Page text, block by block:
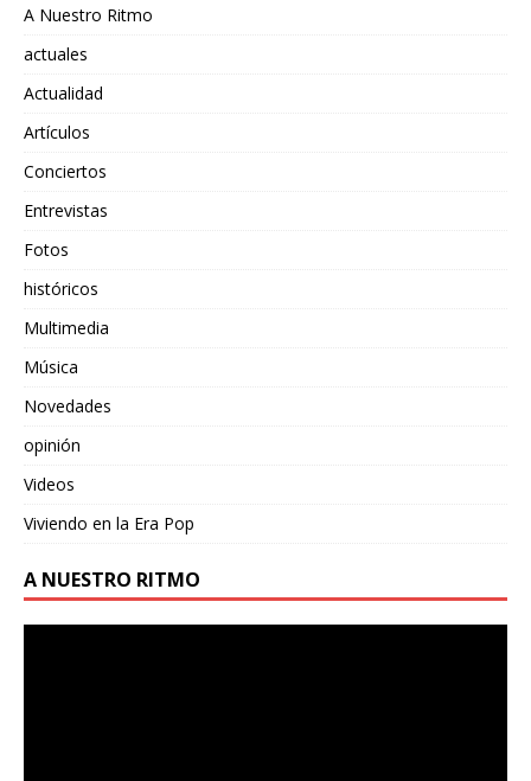
A Nuestro Ritmo
actuales
Actualidad
Artículos
Conciertos
Entrevistas
Fotos
históricos
Multimedia
Música
Novedades
opinión
Videos
Viviendo en la Era Pop
A NUESTRO RITMO